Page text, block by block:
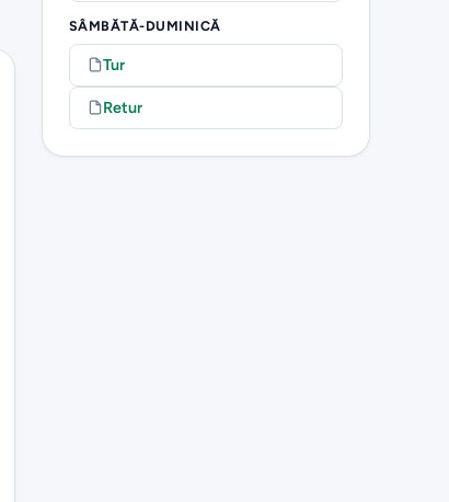
SÂMBĂTĂ-DUMINICĂ
Tur
Retur